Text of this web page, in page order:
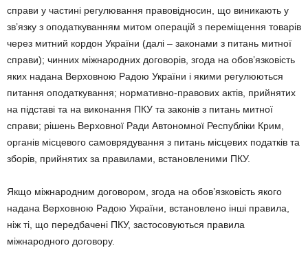
справи у частині регулювання правовідносин, що виникають у
зв’язку з оподаткуванням митом операцій з переміщення товарів
через митний кордон України (далі – законами з питань митної
справи); чинних міжнародних договорів, згода на обов’язковість
яких надана Верховною Радою України і якими регулюються
питання оподаткування; нормативно-правових актів, прийнятих
на підставі та на виконання ПКУ та законів з питань митної
справи; рішень Верховної Ради Автономної Республіки Крим,
органів місцевого самоврядування з питань місцевих податків та
зборів, прийнятих за правилами, встановленими ПКУ.
Якщо міжнародним договором, згода на обов’язковість якого
надана Верховною Радою України, встановлено інші правила,
ніж ті, що передбачені ПКУ, застосовуються правила
міжнародного договору.